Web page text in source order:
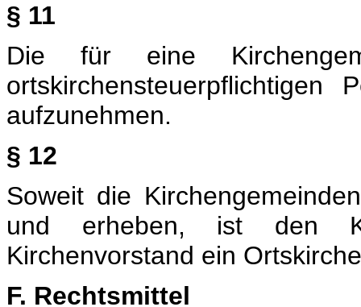
§ 11
Die für eine
aufzunehmen.
§ 12
Soweit die
und erheben, ist den
Kirchenvorstand ein
F. Rechtsmittel